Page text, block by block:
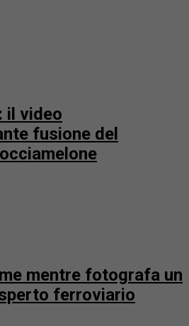
il video
fusione del
mentre fotografa un
ferroviario